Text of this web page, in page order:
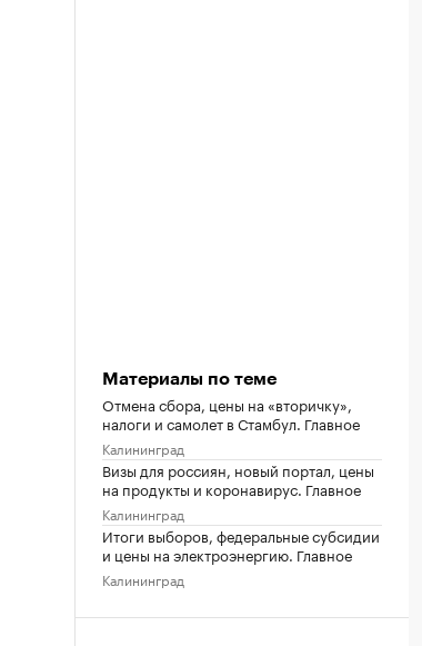
Материалы по теме
Отмена сбора, цены на «вторичку»,
налоги и самолет в Стамбул. Главное
Калининград
Визы для россиян, новый портал, цены
на продукты и коронавирус. Главное
Калининград
Итоги выборов, федеральные субсидии
и цены на электроэнергию. Главное
Калининград